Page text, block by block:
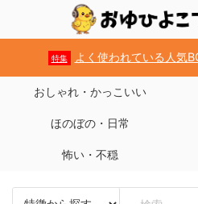
特集 よく使われている人気
おしゃれ・かっこいい
ほのぼの・日常
怖い・不穏